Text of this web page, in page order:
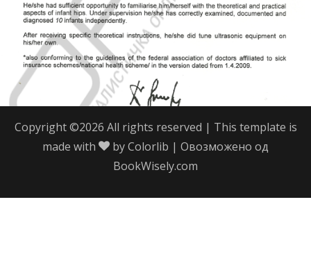
Copyright ©2026 All rights reserved | This template is
made with
byColorlib | Овозможено од
BookWisely.com